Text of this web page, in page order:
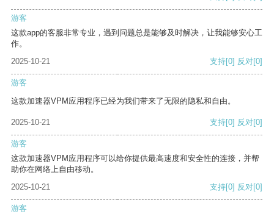
游客
这款app的客服非常专业，遇到问题总是能够及时解决，让我能够安心工
作。
2025-10-21
支持[0] 反对[0]
游客
这款加速器VPM应用程序已经为我们带来了无限的隐私和自由。
2025-10-21 支持[0] 反对[0]
游客
这款加速器VPM应用程序可以给你提供最高速度和安全性的连接，并帮
助你在网络上自由移动。
2025-10-21
支持[0] 反对[0]
游客